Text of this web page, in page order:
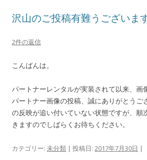
沢山のご投稿有難うございます
2件の返信
こんばんは。
パートナーレンタルが実装されて以来、画
パートナー画像の投稿、誠にありがとうご
の反映が追い付いていない状態ですが、順
きますのでしばらくお待ちください。
カテゴリー: 未分類 | 投稿日: 2017年7月30日 |